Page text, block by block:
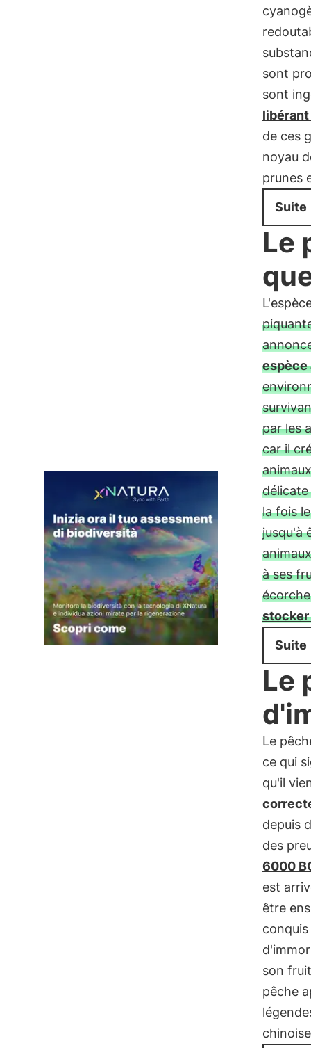
sont
sont
de ces
noyau
prunes
Suite
Le
espèce
par les
car il
délicate
la fois
jusqu'à
à ses
stocker
Suite
Le
Le
ce qui
qu'il
depuis
des
6000
est
être
son
pêche